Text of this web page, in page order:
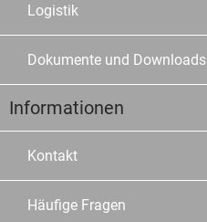
Logistik
Dokumente und Downloads
Informationen
Kontakt
Häufige Fragen